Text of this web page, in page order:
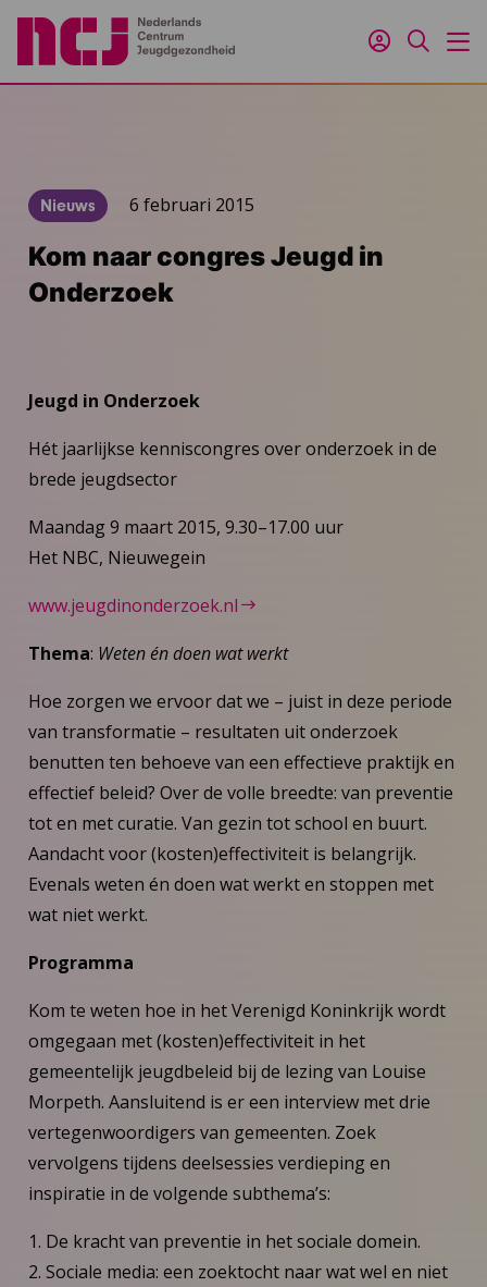
Inloggen
Zoeken
Nieuws 6 februari 2015
Kom naar congres Jeugd in
Onderzoek
Jeugd in Onderzoek
Hét jaarlijkse kenniscongres over onderzoek in de
brede jeugdsector
Maandag 9 maart 2015, 9.30–17.00 uur
Het NBC, Nieuwegein
www.jeugdinonderzoek.nl
Thema: Weten én doen wat werkt
Hoe zorgen we ervoor dat we – juist in deze periode
van transformatie – resultaten uit onderzoek
benutten ten behoeve van een effectieve praktijk en
effectief beleid? Over de volle breedte: van preventie
tot en met curatie. Van gezin tot school en buurt.
Aandacht voor (kosten)effectiviteit is belangrijk.
Evenals weten én doen wat werkt en stoppen met
wat niet werkt.
Programma
Kom te weten hoe in het Verenigd Koninkrijk wordt
omgegaan met (kosten)effectiviteit in het
gemeentelijk jeugdbeleid bij de lezing van Louise
Morpeth. Aansluitend is er een interview met drie
vertegenwoordigers van gemeenten. Zoek
vervolgens tijdens deelsessies verdieping en
inspiratie in de volgende subthema’s:
1. De kracht van preventie in het sociale domein.
2. Sociale media: een zoektocht naar wat wel en niet